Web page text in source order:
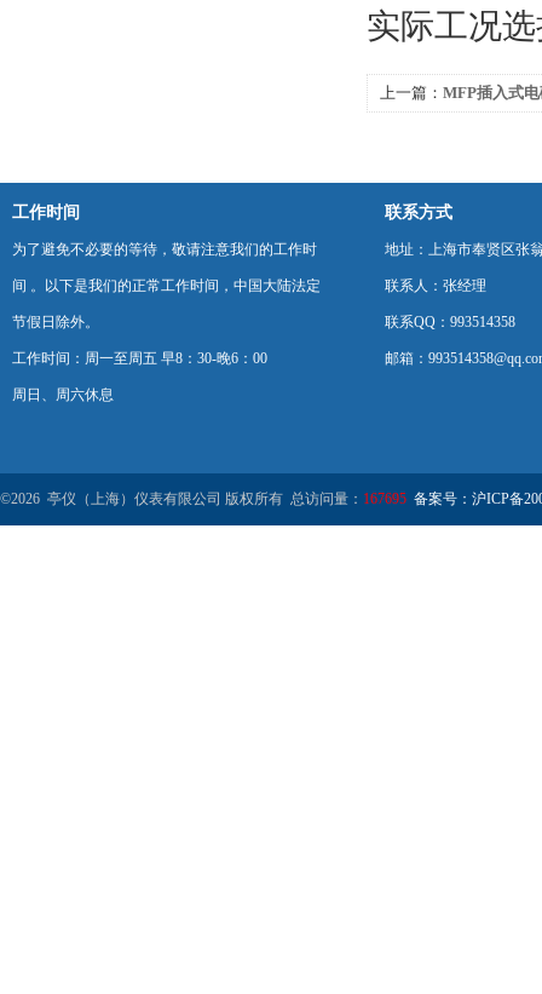
实际工况
上一篇： MFP插入式
工作时间
为了避免不必要的等待，敬请注意我们的工作时
间 。以下是我们的正常工作时间，中国大陆法定
节假日除外。
工作时间：周一至周五 早8：30-晚6：00
周日、周六休息
联系方式
地址：上海市奉贤区张
联系人：张经理
联系QQ：993514358
邮箱：
©2026 亭仪（上海）仪表有限公司 版权所有 总访问量： 167695 备案号：沪ICP备